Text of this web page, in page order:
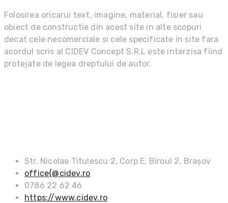
Folosirea oricarui text, imagine, material, fisier sau
obiect de constructie din acest site in alte scopuri
decat cele necomerciale si cele specificate in site fara
acordul scris al CIDEV Concept S.R.L este interzisa fiind
protejate de legea dreptului de autor.
Str. Nicolae Titulescu 2, Corp E, Biroul 2, Brașov
office{@cidev.ro
0786 22 62 46
https://www.cidev.ro